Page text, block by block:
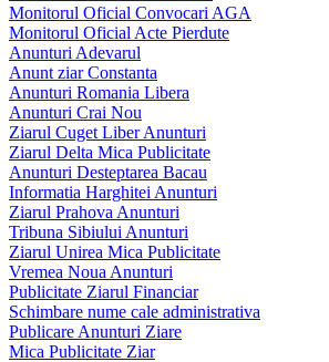
Monitorul Oficial Convocari AGA
Monitorul Oficial Acte Pierdute
Anunturi Adevarul
Anunt ziar Constanta
Anunturi Romania Libera
Anunturi Crai Nou
Ziarul Cuget Liber Anunturi
Ziarul Delta Mica Publicitate
Anunturi Desteptarea Bacau
Informatia Harghitei Anunturi
Ziarul Prahova Anunturi
Tribuna Sibiului Anunturi
Ziarul Unirea Mica Publicitate
Vremea Noua Anunturi
Publicitate Ziarul Financiar
Schimbare nume cale administrativa
Publicare Anunturi Ziare
Mica Publicitate Ziar